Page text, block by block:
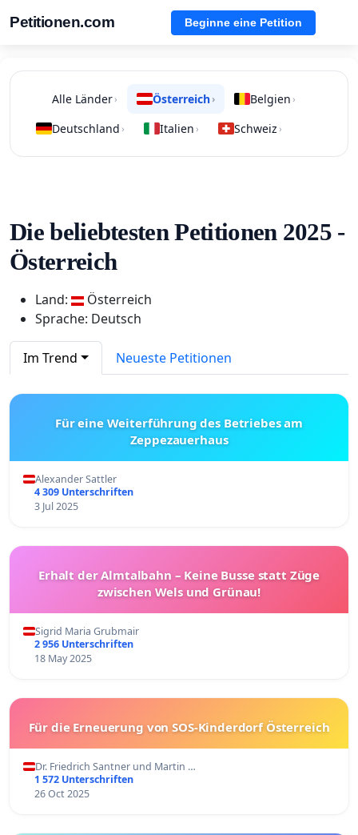
Petitionen.com Beginne eine Petition
Alle Länder› Österreich› Belgien ›
Deutschland › Italien › Schweiz ›
Die beliebtesten Petitionen 2025 -
Österreich
Land:
Österreich
Sprache: Deutsch
Im Trend Neueste Petitionen
Für eine Weiterführung des Betriebes am
Zeppezauerhaus
Alexander Sattler
4 309 Unterschriften
3 Jul 2025
Erhalt der Almtalbahn – Keine Busse statt Züge
zwischen Wels und Grünau!
Sigrid Maria Grubmair
2 956 Unterschriften
18 May 2025
Für die Erneuerung von SOS-Kinderdorf Österreich
Dr. Friedrich Santner und Martin …
1 572 Unterschriften
26 Oct 2025